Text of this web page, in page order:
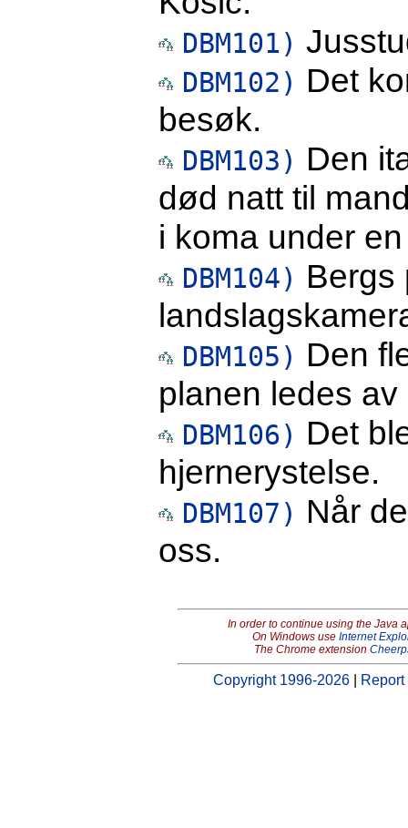
DBM101)
DBM102) Det
besøk.
DBM103) Den
død natt til
i koma under
DBM104) Bergs
DBM105) Den
planen ledes
DBM106) Det
hjernerystelse.
DBM107) Når
oss.
In order to continue using the Java
On Windows use Internet
The Chrome extension
Copyright 1996-2026